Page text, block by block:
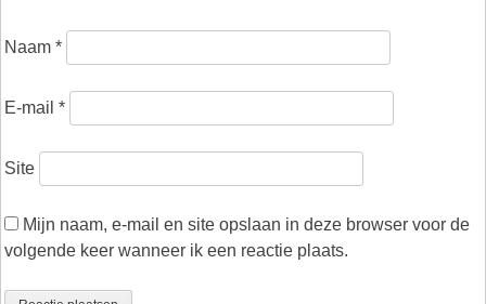
Naam *
E-mail *
Site
Mijn naam, e-mail en site opslaan in deze browser voor de
volgende keer wanneer ik een reactie plaats.